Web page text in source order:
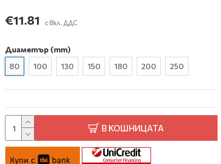
€11.81 с вкл. ДДС
Диаметър (mm)
80
100 130 150 180 200 250
В КОШНИЦАТА